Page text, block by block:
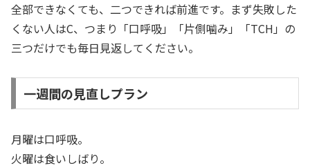
全部できなくても、二つできれば前進です。まず失敗した
くない人はC、つまり「口呼吸」「片側噛み」「TCH」の
三つだけでも毎日見返してください。
一週間の見直しプラン
月曜は口呼吸。
火曜は食いしばり。